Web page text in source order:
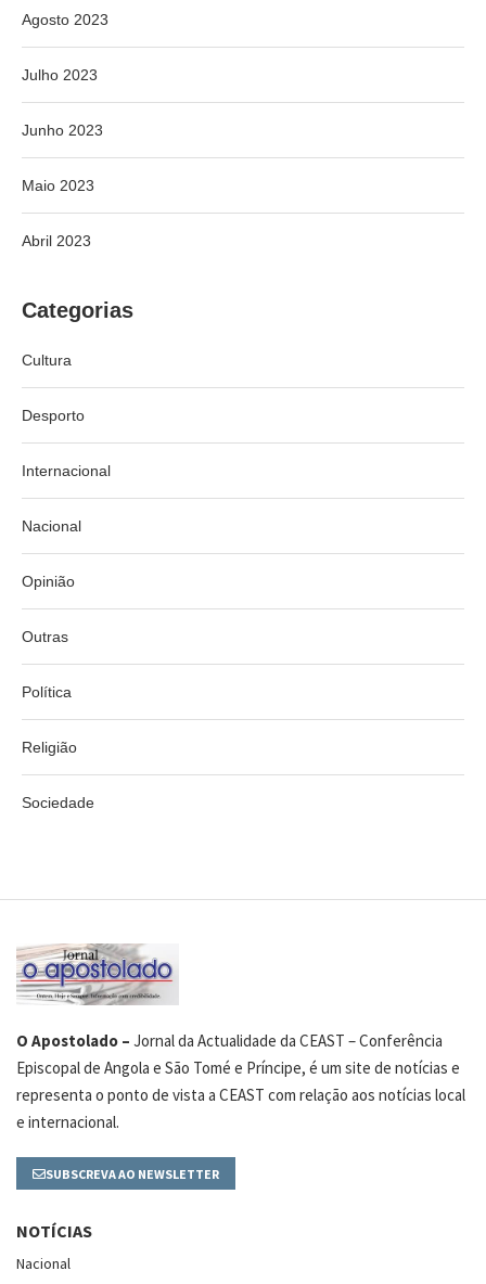
Agosto 2023
Julho 2023
Junho 2023
Maio 2023
Abril 2023
Categorias
Cultura
Desporto
Internacional
Nacional
Opinião
Outras
Política
Religião
Sociedade
O Apostolado – Jornal da Actualidade da CEAST – Conferência
Episcopal de Angola e São Tomé e Príncipe, é um site de notícias e
representa o ponto de vista a CEAST com relação aos notícias local
e internacional.
SUBSCREVA AO NEWSLETTER
NOTÍCIAS
Nacional